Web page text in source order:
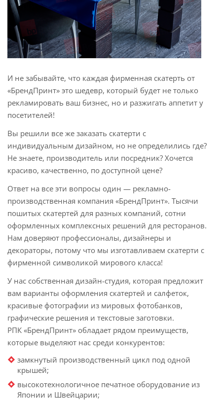
И не забывайте, что каждая фирменная скатерть от
«БрендПринт» это шедевр, который будет не только
рекламировать ваш бизнес, но и разжигать аппетит у
посетителей!
Вы решили все же заказать скатерти с
индивидуальным дизайном, но не определились где?
Не знаете, производитель или посредник? Хочется
красиво, качественно, по доступной цене?
Ответ на все эти вопросы один — рекламно-
производственная компания «БрендПринт». Тысячи
пошитых скатертей для разных компаний, сотни
оформленных комплексных решений для ресторанов.
Нам доверяют профессионалы, дизайнеры и
декораторы, потому что мы изготавливаем скатерти с
фирменной символикой мирового класса!
У нас собственная дизайн-студия, которая предложит
вам варианты оформления скатертей и салфеток,
красивые фотографии из мировых фотобанков,
графические решения и текстовые заготовки.
РПК «БрендПринт» обладает рядом преимуществ,
которые выделяют нас среди конкурентов:
замкнутый производственный цикл под одной
крышей;
высокотехнологичное печатное оборудование из
Японии и Швейцарии;